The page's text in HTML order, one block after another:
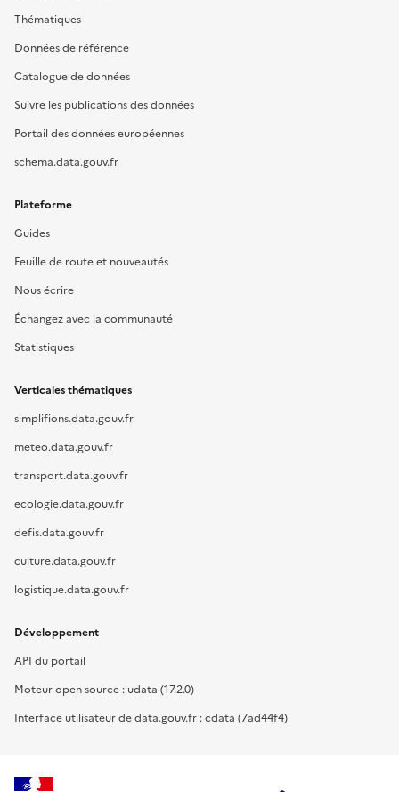
Thématiques
Données de référence
Catalogue de données
Suivre les publications des données
Portail des données européennes
schema.data.gouv.fr
Plateforme
Guides
Feuille de route et nouveautés
Nous écrire
Échangez avec la communauté
Statistiques
Verticales thématiques
simplifions.data.gouv.fr
meteo.data.gouv.fr
transport.data.gouv.fr
ecologie.data.gouv.fr
defis.data.gouv.fr
culture.data.gouv.fr
logistique.data.gouv.fr
Développement
API du portail
Moteur open source : udata (17.2.0)
Interface utilisateur de data.gouv.fr : cdata (7ad44f4)